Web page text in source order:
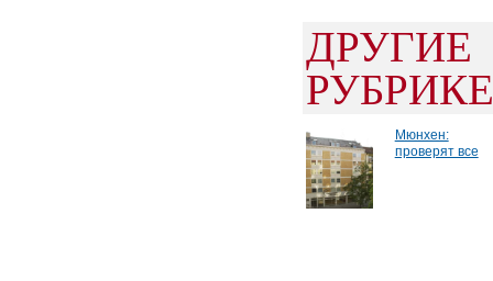
РУБРИКЕ
Мюнхен:
проверят все